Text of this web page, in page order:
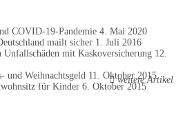
COVID-19-Pandemie 4. Mai 2020
mailt sicher 1. Juli 2016
mit Kaskoversicherung 12.
und Weihnachtsgeld 11. Oktober 2015
für Kinder 6. Oktober 2015
weitere Artikel